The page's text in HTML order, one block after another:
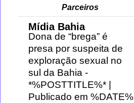
Parceiros
Mídia Bahia
Dona de “brega” é
presa por suspeita de
exploração sexual no
sul da Bahia -
*%POSTTITLE%* |
Publicado em %DATE%